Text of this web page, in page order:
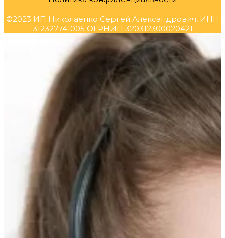
©2023 ИП Николаенко Сергей Александрович, ИНН
312327741005 ОГРНИП 320312300020421